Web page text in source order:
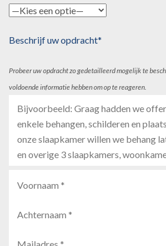
Beschrijf uw opdracht*
Probeer uw opdracht zo gedetailleerd mogelijk te
voldoende informatie hebben om op te reageren.